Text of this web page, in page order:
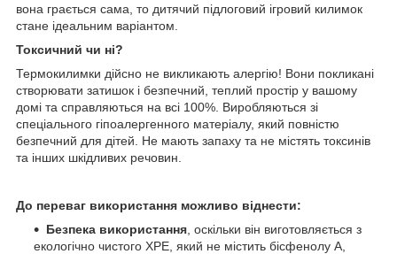
вона грається сама, то дитячий підлоговий ігровий килимок
стане ідеальним варіантом.
Токсичний чи ні?
Термокилимки дійсно не викликають алергію! Вони покликані
створювати затишок і безпечний, теплий простір у вашому
домі та справляються на всі 100%. Виробляються зі
спеціального гіпоалергенного матеріалу, який повністю
безпечний для дітей. Не мають запаху та не містять токсинів
та інших шкідливих речовин.
До переваг використання можливо віднести:
Безпека використання , оскільки він виготовляється з
екологічно чистого XPE, який не містить бісфенолу А,